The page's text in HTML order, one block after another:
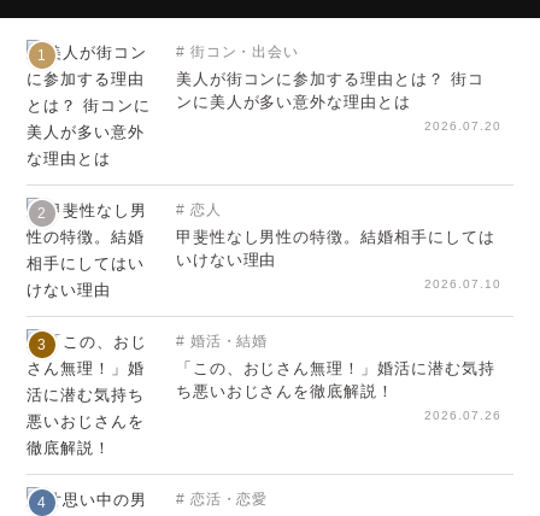
1 街コン・出会い
美人が街コンに参加する理由とは？ 街コ
ンに美人が多い意外な理由とは
2026.07.20
2 恋人
甲斐性なし男性の特徴。結婚相手にしては
いけない理由
2026.07.10
3 婚活・結婚
「この、おじさん無理！」婚活に潜む気持
ち悪いおじさんを徹底解説！
2026.07.26
4 恋活・恋愛